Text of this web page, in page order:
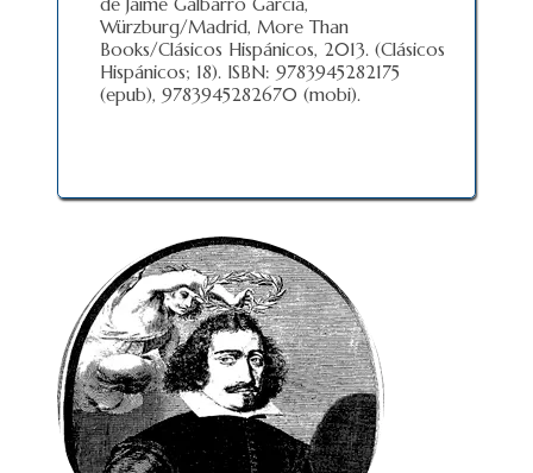
de Jaime Galbarro García,
Würzburg/Madrid, More Than
Books/Clásicos Hispánicos, 2013. (Clásicos
Hispánicos; 18). ISBN: 9783945282175
(epub), 9783945282670 (mobi).